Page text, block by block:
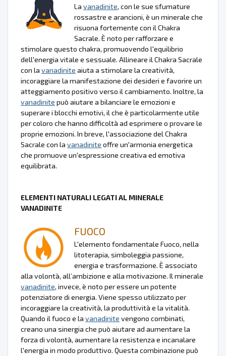
La vanadinite, con le sue sfumature
rossastre e arancioni, è un minerale che
risuona fortemente con il Chakra
Sacrale. È noto per rafforzare e
stimolare questo chakra, promuovendo l'equilibrio
dell'energia vitale e sessuale. Allineare il Chakra Sacrale
con la vanadinite aiuta a stimolare la creatività,
incoraggiare la manifestazione dei desideri e favorire un
atteggiamento positivo verso il cambiamento. Inoltre, la
vanadinite può aiutare a bilanciare le emozioni e
superare i blocchi emotivi, il che è particolarmente utile
per coloro che hanno difficoltà ad esprimere o provare le
proprie emozioni. In breve, l'associazione del Chakra
Sacrale con la vanadinite offre un'armonia energetica
che promuove un'espressione creativa ed emotiva
equilibrata.
ELEMENTI NATURALI LEGATI AL MINERALE
VANADINITE
FUOCO
L'elemento fondamentale Fuoco, nella
litoterapia, simboleggia passione,
energia e trasformazione. È associato
alla volontà, all’ambizione e alla motivazione. Il minerale
vanadinite, invece, è noto per essere un potente
potenziatore di energia. Viene spesso utilizzato per
incoraggiare la creatività, la produttività e la vitalità.
Quando il fuoco e la vanadinite vengono combinati,
creano una sinergia che può aiutare ad aumentare la
forza di volontà, aumentare la resistenza e incanalare
l'energia in modo produttivo. Questa combinazione può